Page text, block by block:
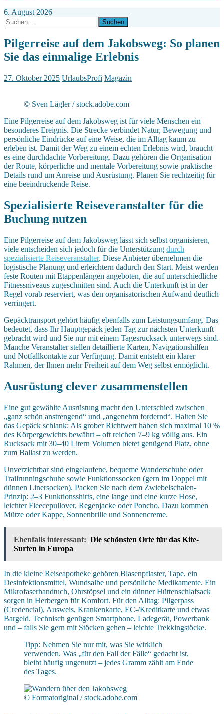
6. August 2026
Suchen
nach:
Pilgerreise auf dem Jakobsweg: So planen
Sie das einmalige Erlebnis
27. Oktober 2025 UrlaubsProfi Magazin
© Sven Lägler / stock.adobe.com
Eine Pilgerreise auf dem Jakobsweg ist für viele Menschen ein
besonderes Ereignis. Die Strecke verbindet Natur, Bewegung und
persönliche Eindrücke auf eine Weise, die im Alltag kaum zu
erleben ist. Damit der Weg zu einem echten Erlebnis wird, braucht
es eine durchdachte Vorbereitung. Dazu gehören die Organisation
der Route, körperliche und mentale Vorbereitung sowie praktische
Details rund um Anreise und Ausrüstung. Planen Sie rechtzeitig für
eine beeindruckende Reise.
Spezialisierte Reiseveranstalter für die
Buchung nutzen
Eine Pilgerreise auf dem Jakobsweg lässt sich selbst organisieren,
viele entscheiden sich jedoch für die Unterstützung durch
spezialisierte Reiseveranstalter. Diese Anbieter übernehmen die
logistische Planung und erleichtern dadurch den Start. Meist werden
feste Routen mit Etappenlängen angeboten, die auf unterschiedliche
Fitnessniveaus zugeschnitten sind. Auch die Unterkunft ist in der
Regel vorab reserviert, was den organisatorischen Aufwand deutlich
verringert.
Gepäcktransport gehört häufig ebenfalls zum Leistungsumfang. Das
bedeutet, dass Ihr Hauptgepäck jeden Tag zur nächsten Unterkunft
gebracht wird und Sie nur mit einem Tagesrucksack unterwegs sind.
Manche Veranstalter stellen detaillierte Karten, Navigationshilfen
und Notfallkontakte zur Verfügung. Damit entsteht ein klarer
Rahmen, der Ihnen mehr Freiheit auf dem Weg selbst ermöglicht.
Ausrüstung clever zusammenstellen
Eine gut gewählte Ausrüstung macht den Unterschied zwischen
„ganz schön anstrengend“ und „angenehm fordernd“. Halten Sie
das Gepäck schlank: Als grober Richtwert haben sich maximal 10 %
des Körpergewichts bewährt – oft reichen 7–9 kg völlig aus. Ein
Rucksack mit 30–40 Litern Volumen bietet genügend Platz, ohne
zum Ballast zu werden.
Unverzichtbar sind eingelaufene, bequeme Wanderschuhe oder
Trailrunningschuhe sowie Funktionssocken (gern im Doppel mit
dünnen Linersocken). Packen Sie nach dem Zwiebelschalen-
Prinzip: 2–3 Funktionsshirts, eine lange und eine kurze Hose,
leichter Fleecepullover, Regenjacke oder Poncho. Dazu kommen
Mütze oder Kappe, Sonnenbrille und Sonnencreme.
Ebenfalls interessant: Die schönsten Orte für das Kite-
Surfen in Europa
In die kleine Reiseapotheke gehören Blasenpflaster, Tape, ein
Desinfektionsmittel, Wundsalbe und persönliche Medikamente. Ein
Mikrofaserhandtuch, Ohrstöpsel und ein dünner Hüttenschlafsack
sorgen in Herbergen für Komfort. Für den Alltag: Pilgerpass
(Credencial), Ausweis, Krankenkarte, EC-/Kreditkarte und etwas
Bargeld. Technisch genügen Smartphone, Ladegerät, Powerbank
und – falls Sie gern mit Stöcken gehen – leichte Trekkingstöcke.
Tipp: Nehmen Sie nur mit, was Sie wirklich
verwenden. Was „für den Fall der Fälle“ gedacht ist,
bleibt häufig ungenutzt – jedes Gramm zählt am Ende
des Tages.
© Formatoriginal / stock.adobe.com